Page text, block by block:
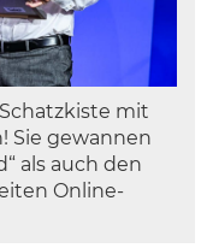
mit
Sie gewannen
als auch den
Online-